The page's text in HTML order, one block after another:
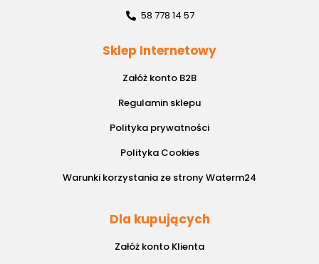
58 778 14 57
Sklep Internetowy
Załóż konto B2B
Regulamin sklepu
Polityka prywatności
Polityka Cookies
Warunki korzystania ze strony Waterm24
Dla kupujących
Załóż konto Klienta